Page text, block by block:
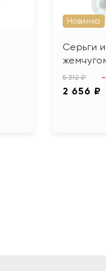
Новинка
Серьги
5 312 ₽
2 656 ₽